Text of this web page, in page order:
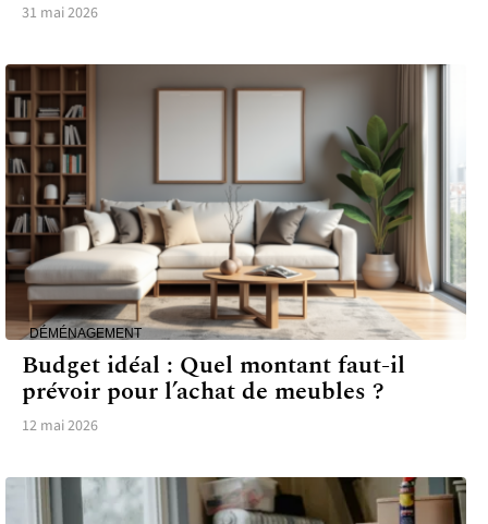
31 mai 2026
DÉMÉNAGEMENT
Budget idéal : Quel montant faut-il
prévoir pour l’achat de meubles ?
12 mai 2026